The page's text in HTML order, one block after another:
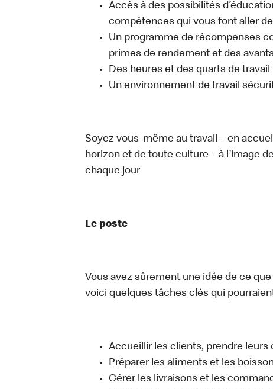
Accès à des possibilités
compétences qui vous font aller de
Un programme de récompenses
primes de rendement et des
Des heures et des quarts de
Un environnement de travail
Soyez vous-même au travail – en
horizon et de toute culture – à l’image
chaque jour
Le poste
Vous avez sûrement une idée de ce
voici quelques tâches clés qui
Accueillir les clients, prendre
Préparer les aliments et les
Gérer les livraisons et les